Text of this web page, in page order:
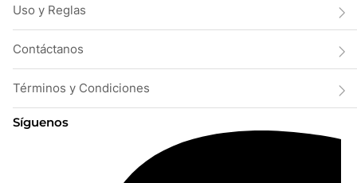
Uso y Reglas
Contáctanos
Términos y Condiciones
Síguenos